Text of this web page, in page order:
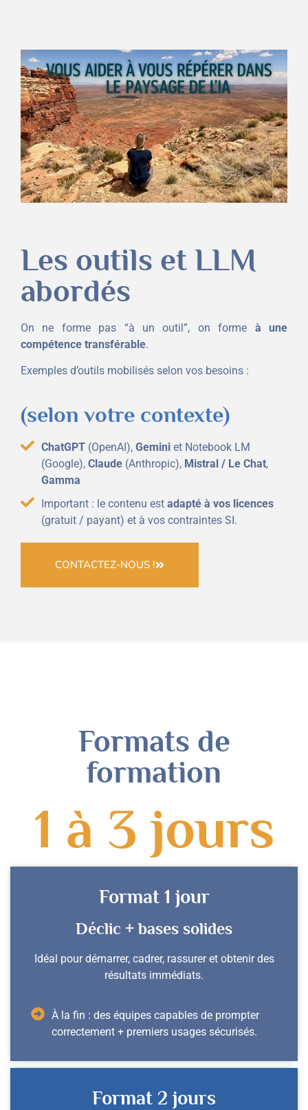
Les outils et LLM
abordés
On ne forme pas “à un outil”, on forme à une
compétence transférable.
Exemples d’outils mobilisés selon vos besoins :
(selon votre contexte)
ChatGPT (OpenAI), Gemini et Notebook LM
(Google), Claude (Anthropic), Mistral / Le Chat,
Gamma
Important : le contenu est adapté à vos licences
(gratuit / payant) et à vos contraintes SI.
CONTACTEZ-NOUS !
Formats de
formation
1 à 3 jours
Format 1 jour
Déclic + bases solides
Idéal pour démarrer, cadrer, rassurer et obtenir des
résultats immédiats.
À la fin : des équipes capables de prompter
correctement + premiers usages sécurisés.
Format 2 jours